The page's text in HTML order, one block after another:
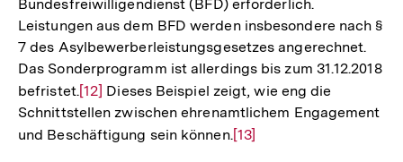
Bundesfreiwilligendienst (BFD) erforderlich.
Leistungen aus dem BFD werden insbesondere nach §
7 des Asylbewerberleistungsgesetzes angerechnet.
Das Sonderprogramm ist allerdings bis zum 31.12.2018
befristet.Zur
Auflösung
der
[12] Dieses Beispiel zeigt, wie eng die
Schnittstellen zwischen ehrenamtlichem Engagement
und Beschäftigung sein können.Zur
[13]